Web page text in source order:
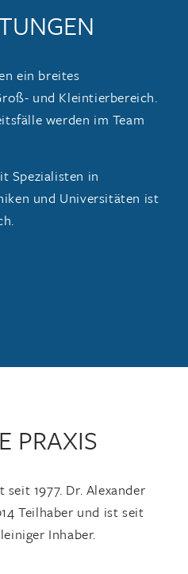
ein breites
und Kleintierbereich.
werden im Team
Spezialisten in
und Universitäten ist
PRAXIS
seit 1977. Dr. Alexander
Teilhaber und ist seit
Inhaber.